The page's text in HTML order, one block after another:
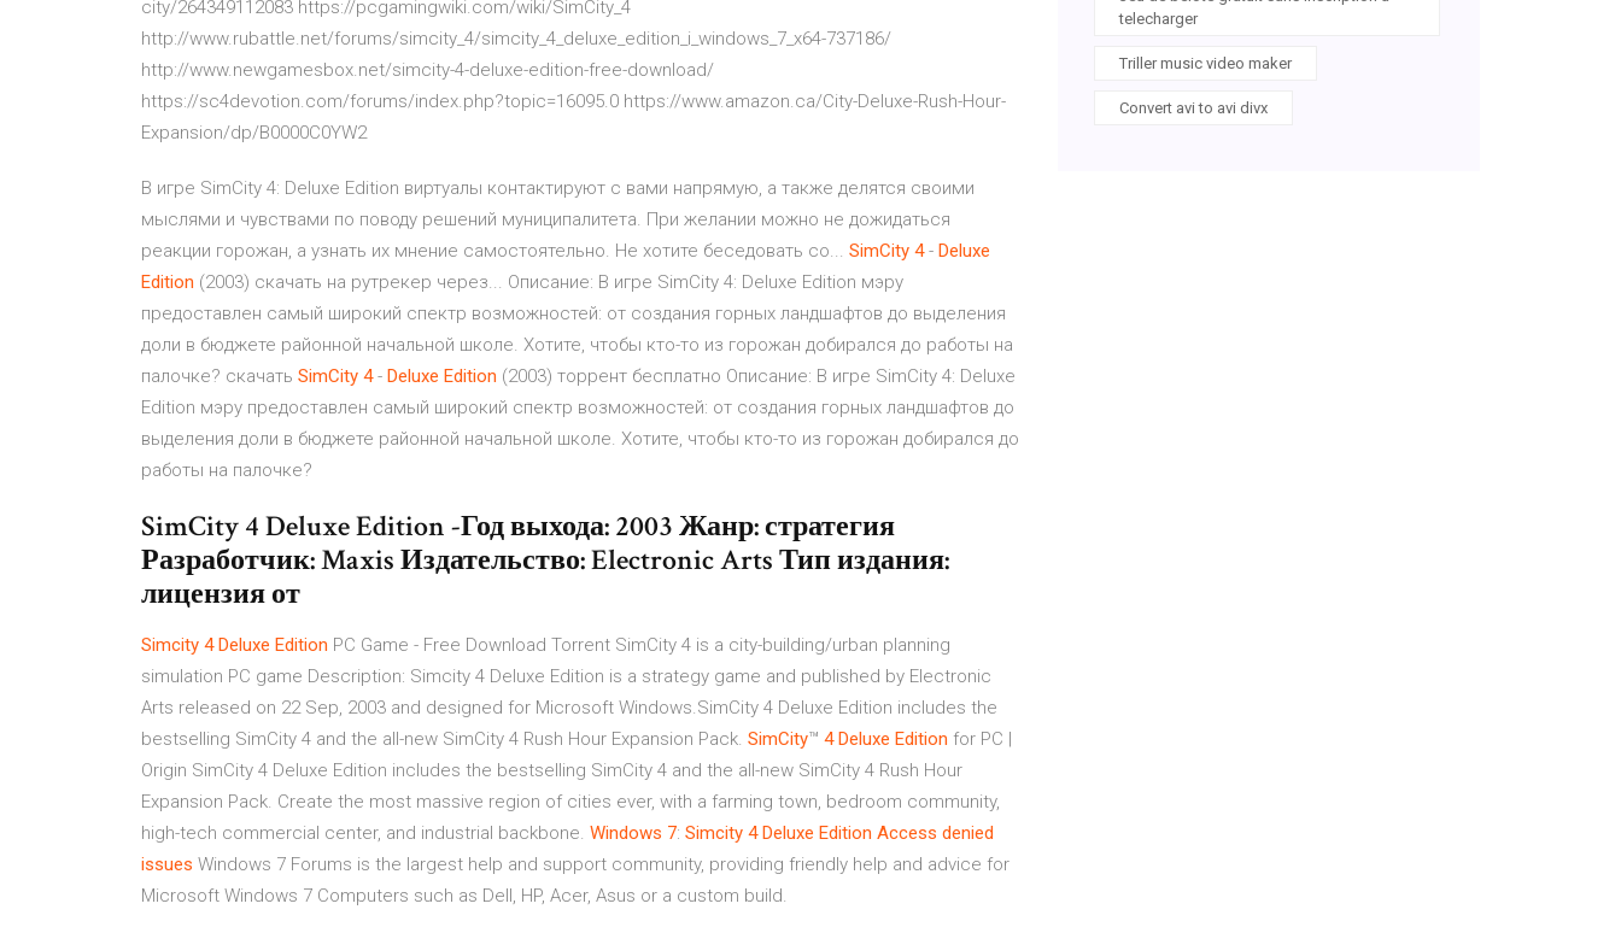
city/264349112083 https://pcgamingwiki.com/wiki/SimCity_4
http://www.rubattle.net/forums/simcity_4/simcity_4_deluxe_edition_i_windows_7_x64-737186/
http://www.newgamesbox.net/simcity-4-deluxe-edition-free-download/
https://sc4devotion.com/forums/index.php?topic=16095.0 https://www.amazon.ca/City-Deluxe-Rush-Hour-
Expansion/dp/B0000C0YW2
В игре SimCity 4: Deluxe Edition виртуалы контактируют с вами напрямую, а также делятся своими
мыслями и чувствами по поводу решений муниципалитета. При желании можно не дожидаться
реакции горожан, а узнать их мнение самостоятельно. Не хотите беседовать со... SimCity 4- Deluxe
Edition (2003) скачать на рутрекер через... Описание: В игре SimCity 4: Deluxe Edition мэру
предоставлен самый широкий спектр возможностей: от создания горных ландшафтов до выделения
доли в бюджете районной начальной школе. Хотите, чтобы кто-то из горожан добирался до работы на
палочке? скачать SimCity 4- Deluxe Edition (2003) торрент бесплатно Описание: В игре SimCity 4: Deluxe
Edition мэру предоставлен самый широкий спектр возможностей: от создания горных ландшафтов до
выделения доли в бюджете районной начальной школе. Хотите, чтобы кто-то из горожан добирался до
работы на палочке?
SimCity 4 Deluxe Edition -Год выхода: 2003 Жанр: стратегия
Разработчик: Maxis Издательство: Electronic Arts Тип издания:
лицензия от
Simcity 4 Deluxe Edition PC Game - Free Download Torrent SimCity 4 is a city-building/urban planning
simulation PC game Description: Simcity 4 Deluxe Edition is a strategy game and published by Electronic
Arts released on 22 Sep, 2003 and designed for Microsoft Windows.SimCity 4 Deluxe Edition includes the
bestselling SimCity 4 and the all-new SimCity 4 Rush Hour Expansion Pack. SimCity™ 4 Deluxe Edition for PC |
Origin SimCity 4 Deluxe Edition includes the bestselling SimCity 4 and the all-new SimCity 4 Rush Hour
Expansion Pack. Create the most massive region of cities ever, with a farming town, bedroom community,
high-tech commercial center, and industrial backbone. Windows 7: Simcity 4 Deluxe Edition Access denied
issues Windows 7 Forums is the largest help and support community, providing friendly help and advice for
Microsoft Windows 7 Computers such as Dell, HP, Acer, Asus or a custom build.
telecharger
Triller music video maker
Convert avi to avi divx